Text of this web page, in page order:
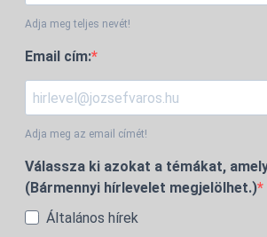
Adja meg teljes nevét!
Email cím:
Adja meg az email címét!
Válassza ki azokat a témákat,
(Bármennyi hírlevelet megjelölhet.)
Általános hírek